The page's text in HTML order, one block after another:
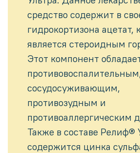
средство содержит в
гидрокортизона ацетат,
является стероидным
Этот компонент
сосудосуживающим,
противозудным и
противоаллергическим
Также в составе Релиф®
содержится цинка